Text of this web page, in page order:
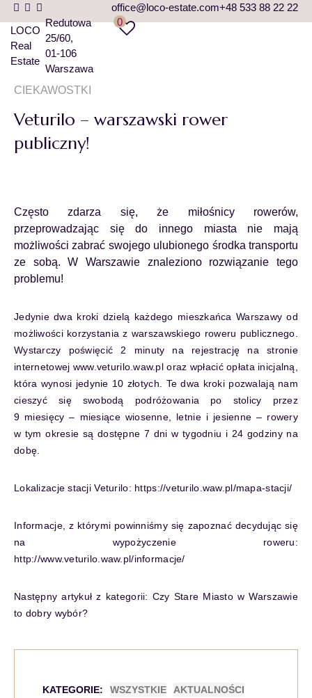
LOCO
Real
Estate
Redutowa
25/60
01-106
Warszawa
office@loco-estate.com+48 533 88 22 22
0
CIEKAWOSTKI
Veturilo – warszawski rower
publiczny!
Często zdarza się, że miłośnicy rowerów,
przeprowadzając się do innego miasta nie mają
możliwości zabrać swojego ulubionego środka transportu
ze sobą. W Warszawie znaleziono rozwiązanie tego
problemu!
Jedynie dwa kroki dzielą każdego mieszkańca Warszawy od
możliwości korzystania z warszawskiego roweru publicznego.
Wystarczy poświęcić 2 minuty na rejestrację na stronie
internetowej www.veturilo.waw.pl oraz wpłacić opłata inicjalną,
która wynosi jedynie 10 złotych. Te dwa kroki pozwalają nam
cieszyć się swobodą podróżowania po stolicy przez
9 miesięcy – miesiące wiosenne, letnie i jesienne – rowery
w tym okresie są dostępne 7 dni w tygodniu i 24 godziny na
dobę.
Lokalizacje stacji Veturilo: https://veturilo.waw.pl/mapa-stacji/
Informacje, z którymi powinniśmy się zapoznać decydując się
na wypożyczenie roweru:
http://www.veturilo.waw.pl/informacje/
Następny artykuł z kategorii: Czy Stare Miasto w Warszawie
to dobry wybór?
KATEGORIE: WSZYSTKIE AKTUALNOŚCI